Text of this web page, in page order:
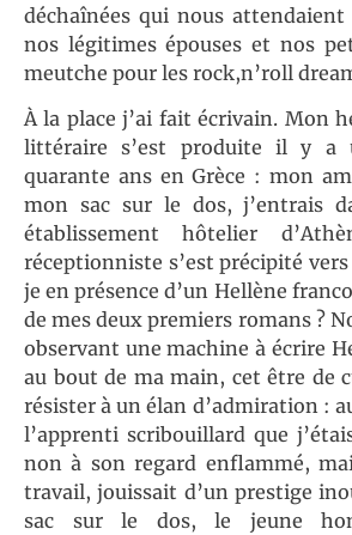
déchaînées qui nous
nos légitimes épouses et nos
meutche pour les rock,n’roll
À la place j’ai fait écrivain. Mon
littéraire s’est produite il y a
quarante ans en Grèce : mon
mon sac sur le dos, j’entrais
établissement hôtelier
réceptionniste s’est précipité
je en présence d’un Hellène
de mes deux premiers romans ?
observant une machine à écrire
au bout de ma main, cet être de
résister à un élan d’admiration :
l’apprenti scribouillard que
non à son regard enflammé,
travail, jouissait d’un prestige
sac sur le dos, le jeune